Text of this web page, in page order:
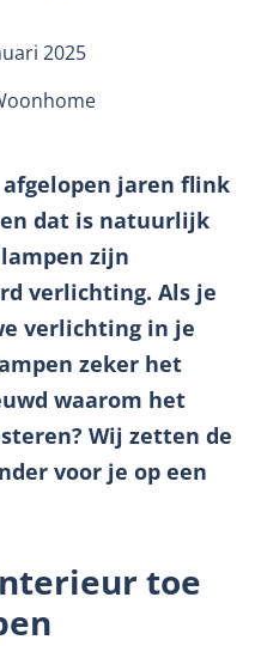
2025
jaren flink
dat is natuurlijk
zijn
verlichting. Als je
verlichting in je
zeker het
waarom het
Wij zetten de
voor je op een
toe